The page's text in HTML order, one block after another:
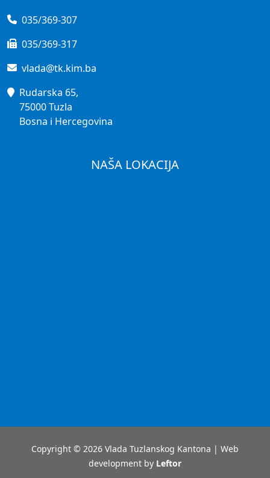
035/369-307
035/369-317
vlada@tk.kim.ba
Rudarska 65,
75000 Tuzla
Bosna i Hercegovina
NAŠA LOKACIJA
Copyright © 2026 Vlada Tuzlanskog Kantona | Web
development by Leftor